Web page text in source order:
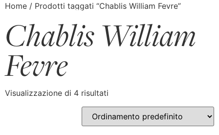
Home / Prodotti taggati “Chablis William Fevre”
Chablis William
Fevre
Visualizzazione di 4 risultati